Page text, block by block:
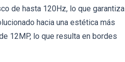
de hasta 120Hz, lo que garantiza
hacia una estética más
12MP, lo que resulta en bordes